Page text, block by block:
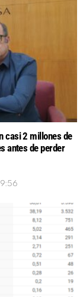
casi 2 millones de
antes de perder